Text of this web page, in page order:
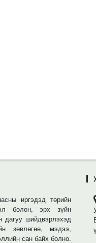
иргэдэд төрийн
болон, эрх зүйн
дагуу шийдвэрлэхэд
зөвлөгөө, мэдээ,
сан байх болно.